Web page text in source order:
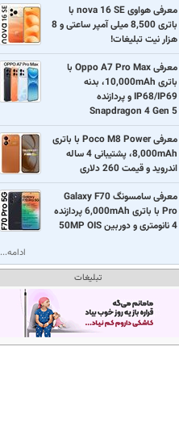
معرفی هواوی nova 16 SE با
باتری 8,500 میلی آمپر ساعتی و 8
هزار نیت تبلیغات!
معرفی Oppo A7 Pro Max با
باتری 10,000mAh، بدنه
IP68/IP69 و پردازنده
Snapdragon 4 Gen 5
معرفی Poco M8 Power با باتری
8,000mAh، پشتیبانی 4 ساله
اندروید و قیمت 260 دلاری
معرفی سامسونگ Galaxy F70
Pro با باتری 6,000mAh پردازنده
4 نانومتری و دوربین 50MP OIS
ادامه...
تبلیغات